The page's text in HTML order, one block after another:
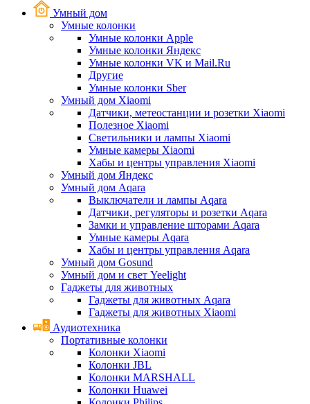
Умный дом
Умные колонки
Умные колонки Apple
Умные колонки Яндекс
Умные колонки VK и Mail.Ru
Другие
Умные колонки Sber
Умный дом Xiaomi
Датчики, метеостанции и розетки Xiaomi
Полезное Xiaomi
Светильники и лампы Xiaomi
Умные камеры Xiaomi
Хабы и центры управления Xiaomi
Умный дом Яндекс
Умный дом Aqara
Выключатели и лампы Aqara
Датчики, регуляторы и розетки Aqara
Замки и управление шторами Aqara
Умные камеры Aqara
Хабы и центры управления Aqara
Умный дом Gosund
Умный дом и свет Yeelight
Гаджеты для животных
Гаджеты для животных Aqara
Гаджеты для животных Xiaomi
Аудиотехника
Портативные колонки
Колонки Xiaomi
Колонки JBL
Колонки MARSHALL
Колонки Huawei